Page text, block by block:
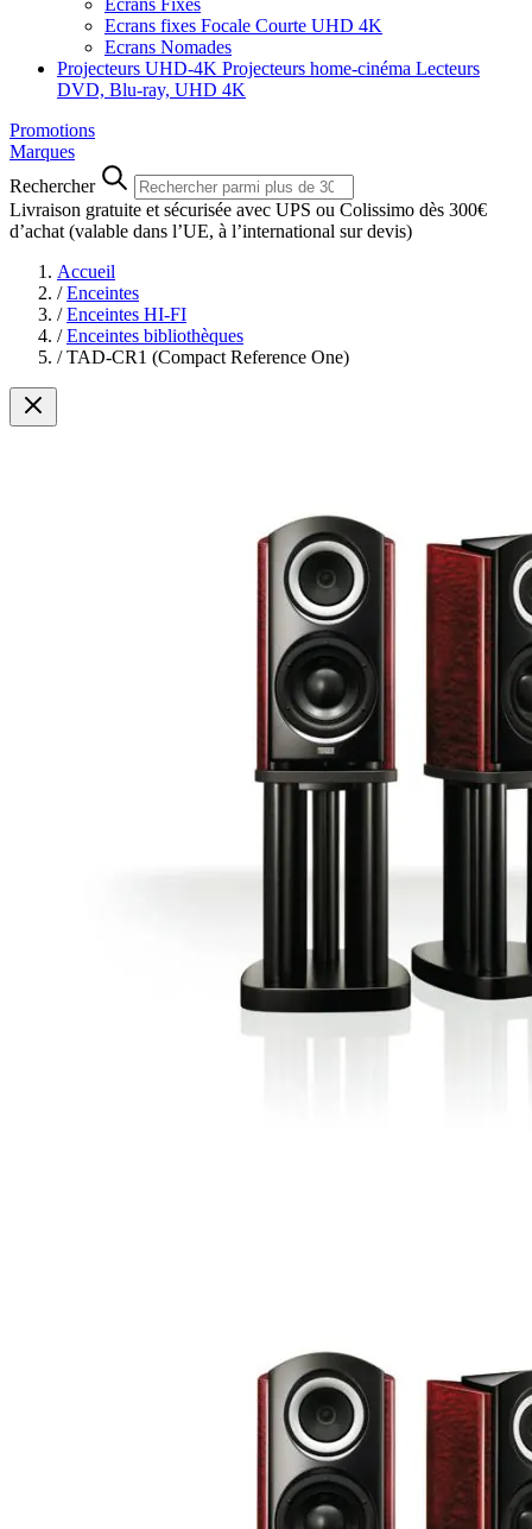
Ecrans Fixes
Ecrans fixes Focale Courte UHD 4K
Ecrans Nomades
Projecteurs UHD-4K Projecteurs home-cinéma Lecteurs
DVD, Blu-ray, UHD 4K
Promotions
Marques
Rechercher
Livraison gratuite et sécurisée avec UPS ou Colissimo dès 300€
d’achat (valable dans l’UE, à l’international sur devis)
Accueil
/ Enceintes
/ Enceintes HI-FI
/ Enceintes bibliothèques
/ TAD-CR1 (Compact Reference One)